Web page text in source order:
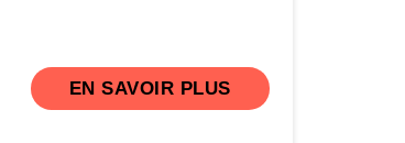
EN SAVOIR PLUS